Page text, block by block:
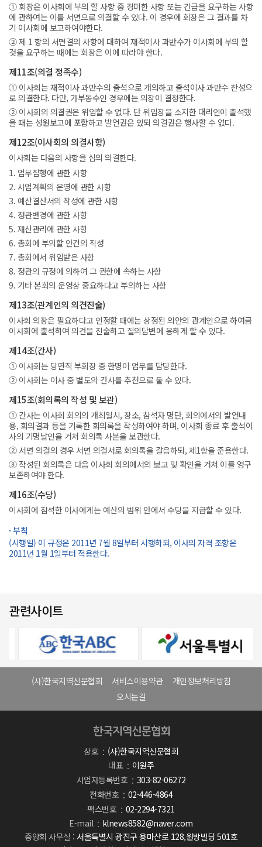
① 회장은 이사회에 부의 할 사항 중 경미한 사항 또는 긴급을 요구하는 사항
에 관하여는 이를 서면으로 의결할 수 있다. 이 경우에 회장은 그 결과를 차
기 이사회에 보고하여야한다.
② 제 1 항의 서면결의 사항에 대하여 재적이사 과반수가 이사회에 부의 할
것을 요구하는 때에는 회장은 이에 따라야 한다.
제11조(의결 정족수)
① 이사회는 재적이사 과반수의 출석으로 개의하고 출석이사 과반수 찬성으
로 의결한다. 다만, 가부동수인 경우에는 의장이 결정한다.
② 이사회의 의결권은 위임할 수 없다. 단 위임장을 소지한 대리인이 출석했
을 때는 성원보고에 포함하고 발언권은 있되 의결권은 행사할 수 없다.
제12조(이사회의 의결사항)
이사회는 다음의 사항을 심의 의결한다.
1. 업무집행에 관한 사항
2. 사업계획의 운영에 관한 사항
3. 예산결산서의 작성에 관한 사항
4. 정관변경에 관한 사항
5. 재산관리에 관한 사항
6. 총회에 부의할 안건의 작성
7. 총회에서 위임받은 사항
8. 정관의 규정에 의하여 그 권한에 속하는 사항
9. 기타 본회의 운영상 중요하다고 부의하는 사항
제13조(관계인의 의견진술)
이사회 의장은 필요하다고 인정할 때에는 상정된 의안의 관계인으로 하여금
이사회에 출석하여 의견을 진술하고 질의답변에 응하게 할 수 있다.
제14조(간사)
① 이사회는 당연직 부회장 중 한명이 업무를 담당한다.
② 이사회는 이사 중 별도의 간사를 추천으로 둘 수 있다.
제15조(회의록의 작성 및 보관)
① 간사는 이사회 회의의 개최일시, 장소, 참석자 명단, 회의에서의 발언내
용, 회의결과 등을 기록한 회의록을 작성하여야 하며, 이사회 종료 후 출석이
사의 기명날인을 거쳐 회의록 사본을 보관한다.
② 서면 의결의 경우 서면 의결서로 회의록을 갈음하되, 제1항을 준용한다.
③ 작성된 회의록은 다음 이사회 회의에서의 보고 및 확인을 거쳐 이를 영구
보존하여야 한다.
제16조(수당)
이사회에 참석한 이사에게는 예산의 범위 안에서 수당을 지급할 수 있다.
· 부칙
(시행일) 이 규정은 2011년 7월 8일부터 시행하되, 이사의 자격 조항은
2011년 1월 1일부터 적용한다.
관련사이트
(사)한국지역신문협회 서비스이용약관
개인정보처리방침
오시는길
상호
(사)한국지역신문협회
대표
이원주
사업자등록번호
303-82-06272
전화번호
02-446-4864
팩스번호
02-2294-7321
E-mail
klnews8582@naver.com
중앙회 사무실 : 서울특별시 광진구 용마산로 128,원방빌딩 501호